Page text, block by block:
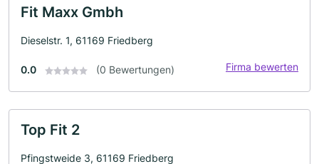
Fit Maxx Gmbh
Dieselstr. 1, 61169 Friedberg
0.0 (0 Bewertungen) Firma bewerten
Top Fit 2
Pfingstweide 3, 61169 Friedberg